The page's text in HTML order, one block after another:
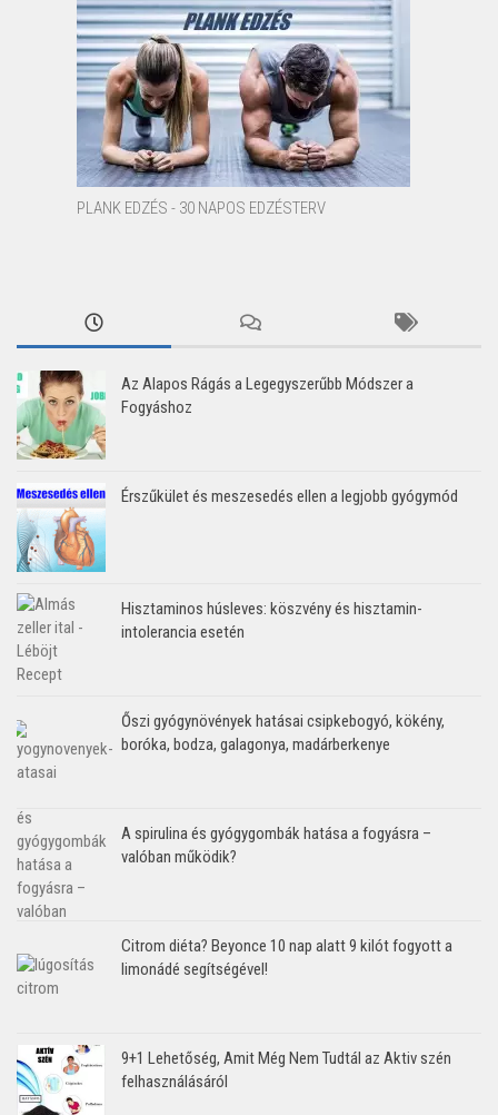
PLANK EDZÉS - 30 NAPOS EDZÉSTERV
Az Alapos Rágás a Legegyszerűbb Módszer a
Fogyáshoz
Érszűkület és meszesedés ellen a legjobb gyógymód
Hisztaminos húsleves: köszvény és hisztamin-
intolerancia esetén
Őszi gyógynövények hatásai csipkebogyó, kökény,
boróka, bodza, galagonya, madárberkenye
A spirulina és gyógygombák hatása a fogyásra –
valóban működik?
Citrom diéta? Beyonce 10 nap alatt 9 kilót fogyott a
limonádé segítségével!
9+1 Lehetőség, Amit Még Nem Tudtál az Aktiv szén
felhasználásáról